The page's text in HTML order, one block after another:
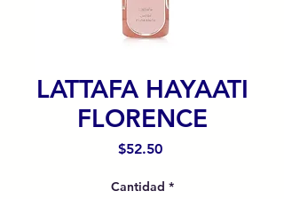
LATTAFA HAYAATI
FLORENCE
$52.50Precio
Cantidad *